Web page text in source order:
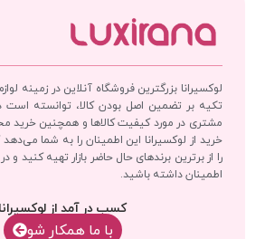
لوکسیرانا بزرگترین فروشگاه آنلاین در زمینه
تکیه بر تضمین اصل بودن کالا، توانسته است
مشتری در مورد کیفیت کالاها و همچنین خرید
خرید از لوکسیرانا این اطمینان را به شما
را از برترین برندهای حال حاضر بازار تهیه کنید و
اطمینان داشته باشید.
کسب در آمد از لوکسیرانا
با‌‌ ما همکار شو